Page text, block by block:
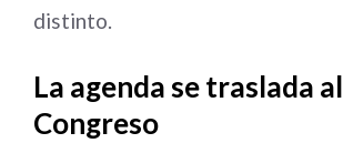
distinto.
La agenda se traslada al
Congreso